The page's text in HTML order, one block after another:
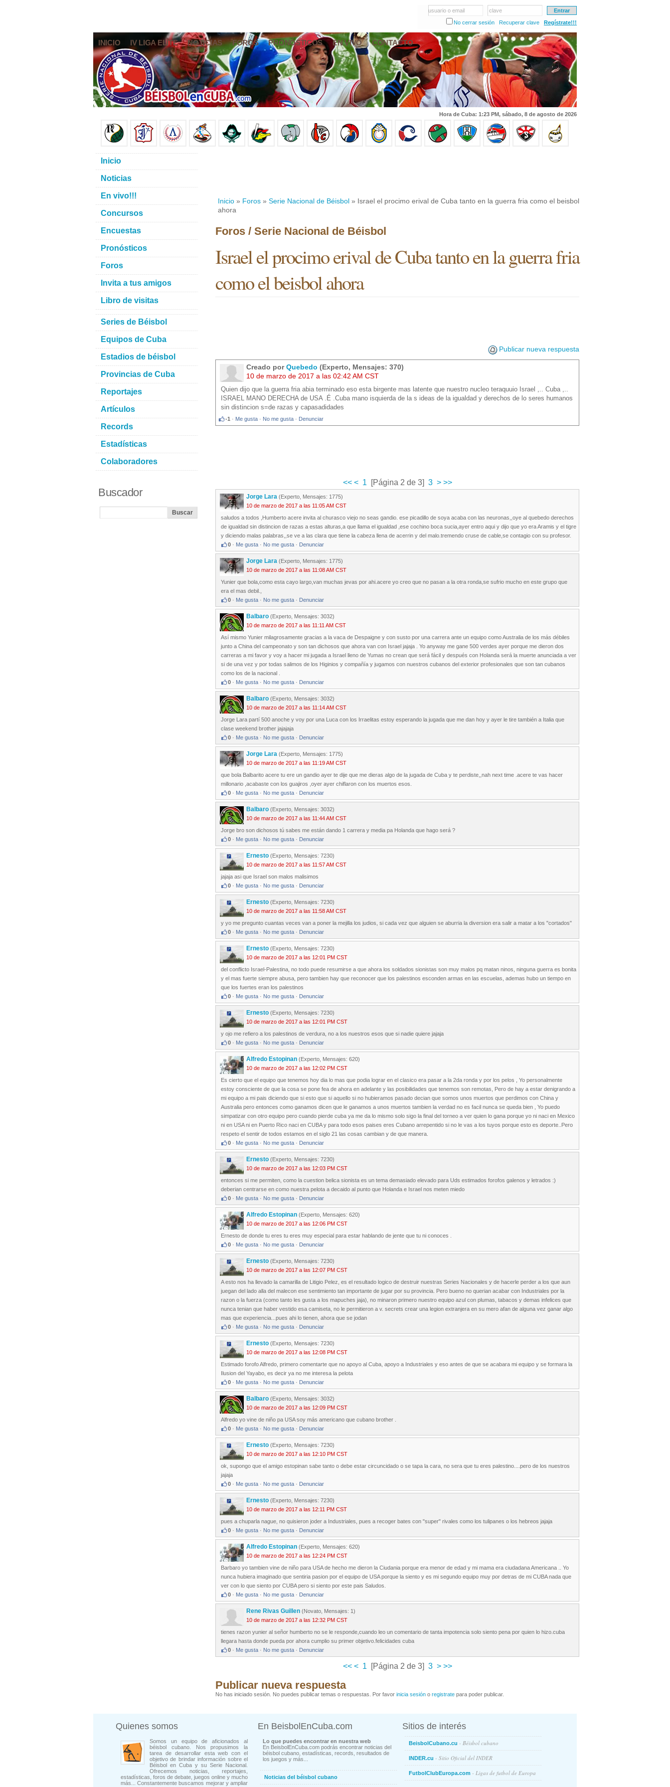
usuario o email
clave
No cerrar sesión
Recuperar clave Regístrate!!!
INICIO IV LIGA ELITE NOTICIAS FOROS PRONÓSTICOS EN VIVO CONTACTO
Hora de Cuba: 1:23 PM, sábado, 8 de agosto de 2026
Inicio » Foros » Serie Nacional de Béisbol » Israel el procimo erival de Cuba tanto en la guerra fria como el beisbol
ahora
Foros / Serie Nacional de Béisbol
Israel el procimo erival de Cuba tanto en la guerra fria
como el beisbol ahora
Publicar nueva respuesta
Creado porQuebedo (Experto, Mensajes: 370)
10 de marzo de 2017 a las 02:42 AM CST
Quien dijo que la guerra fria abia terminado eso esta birgente mas latente que nuestro nucleo teraquuio Israel ,.. Cuba ,..
ISRAEL MANO DERECHA de USA .É .Cuba mano isquierda de la s ideas de la igualdad y derechos de lo seres humanos
sin distincion s=de razas y capasadidades
-1 · Me gusta · No me gusta · Denunciar
<< < 1 [Página 2 de 3] 3 >>>
Jorge Lara (Experto, Mensajes: 1775)
10 de marzo de 2017 a las 11:05 AM CST
saludos a todos ,Humberto acere invita al churasco viejo no seas gandio. ese picadillo de soya acaba con las neuronas,,oye al quebedo derechos
de igualdad sin distincion de razas a estas alturas,a que llama el igualdad ,ese cochino boca sucia,ayer entro aqui y dijo que yo era Aramis y el tigre
y diciendo malas palabras,,se ve a las clara que tiene la cabeza llena de acerrin y del malo.tremendo cruse de cable,se contagio con su profesor.
0 · Me gusta · No me gusta · Denunciar
Jorge Lara (Experto, Mensajes: 1775)
10 de marzo de 2017 a las 11:08 AM CST
Yunier que bola,como esta cayo largo,van muchas jevas por ahi.acere yo creo que no pasan a la otra ronda,se sufrio mucho en este grupo que
era el mas debil.,
0 · Me gusta · No me gusta · Denunciar
Balbaro (Experto, Mensajes: 3032)
10 de marzo de 2017 a las 11:11 AM CST
Así mismo Yunier milagrosamente gracias a la vaca de Despaigne y con susto por una carrera ante un equipo como Australia de los más débiles
junto a China del campeonato y son tan dichosos que ahora van con Israel jajaja . Yo anyway me gane 500 verdes ayer porque me dieron dos
carreras a mi favor y voy a hacer mi jugada a Israel lleno de Yumas no crean que será fácil y después con Holanda será la muerte anunciada a ver
si de una vez y por todas salimos de los Higinios y compañía y jugamos con nuestros cubanos del exterior profesionales que son tan cubanos
como los de la nacional .
0 · Me gusta · No me gusta · Denunciar
Balbaro (Experto, Mensajes: 3032)
10 de marzo de 2017 a las 11:14 AM CST
Jorge Lara partí 500 anoche y voy por una Luca con los Irraelitas estoy esperando la jugada que me dan hoy y ayer le tire también a Italia que
clase weekend brother jajajaja
0 · Me gusta · No me gusta · Denunciar
Jorge Lara (Experto, Mensajes: 1775)
10 de marzo de 2017 a las 11:19 AM CST
que bola Balbarito acere tu ere un gandio ayer te dije que me dieras algo de la jugada de Cuba y te perdiste,,nah next time .acere te vas hacer
millonario ,acabaste con los guajiros ,oyer ayer chiflaron con los muertos esos.
0 · Me gusta · No me gusta · Denunciar
Balbaro (Experto, Mensajes: 3032)
10 de marzo de 2017 a las 11:44 AM CST
Jorge bro son dichosos tú sabes me están dando 1 carrera y media pa Holanda que hago será ?
0 · Me gusta · No me gusta · Denunciar
Ernesto (Experto, Mensajes: 7230)
10 de marzo de 2017 a las 11:57 AM CST
jajaja asi que Israel son malos malisimos
0 · Me gusta · No me gusta · Denunciar
Ernesto (Experto, Mensajes: 7230)
10 de marzo de 2017 a las 11:58 AM CST
y yo me pregunto cuantas veces van a poner la mejilla los judios, si cada vez que alguien se aburria la diversion era salir a matar a los "cortados"
0 · Me gusta · No me gusta · Denunciar
Ernesto (Experto, Mensajes: 7230)
10 de marzo de 2017 a las 12:01 PM CST
del conflicto Israel-Palestina, no todo puede resumirse a que ahora los soldados sionistas son muy malos pq matan ninos, ninguna guerra es bonita
y el mas fuerte siempre abusa, pero tambien hay que reconocer que los palestinos esconden armas en las escuelas, ademas hubo un tiempo en
que los fuertes eran los palestinos
0 · Me gusta · No me gusta · Denunciar
Ernesto (Experto, Mensajes: 7230)
10 de marzo de 2017 a las 12:01 PM CST
y ojo me refiero a los palestinos de verdura, no a los nuestros esos que si nadie quiere jajaja
0 · Me gusta · No me gusta · Denunciar
Alfredo Estopinan (Experto, Mensajes: 620)
10 de marzo de 2017 a las 12:02 PM CST
Es cierto que el equipo que tenemos hoy dia lo mas que podia lograr en el clasico era pasar a la 2da ronda y por los pelos , Yo personalmente
estoy consciente de que la cosa se pone fea de ahora en adelante y las posibilidades que tenemos son remotas, Pero de hay a estar denigrando a
mi equipo a mi pais diciendo que si esto que si aquello si no hubieramos pasado decian que somos unos muertos que perdimos con China y
Australia pero entonces como ganamos dicen que le ganamos a unos muertos tambien la verdad no es facil nunca se queda bien , Yo puedo
simpatizar con otro equipo pero cuando pierde cuba ya me da lo mismo solo sigo la final del torneo a ver quien lo gana porque yo ni naci en Mexico
ni en USA ni en Puerto Rico naci en CUBA y para todo esos paises eres Cubano arrepentido si no le vas a los tuyos porque esto es deporte..Pero
respeto el sentir de todos estamos en el siglo 21 las cosas cambian y de que manera.
0 · Me gusta · No me gusta · Denunciar
Ernesto (Experto, Mensajes: 7230)
10 de marzo de 2017 a las 12:03 PM CST
entonces si me permiten, como la cuestion belica sionista es un tema demasiado elevado para Uds estimados forofos galenos y letrados :)
deberian centrarse en como nuestra pelota a decaido al punto que Holanda e Israel nos meten miedo
0 · Me gusta · No me gusta · Denunciar
Alfredo Estopinan (Experto, Mensajes: 620)
10 de marzo de 2017 a las 12:06 PM CST
Ernesto de donde tu eres tu eres muy especial para estar hablando de jente que tu ni conoces .
0 · Me gusta · No me gusta · Denunciar
Ernesto (Experto, Mensajes: 7230)
10 de marzo de 2017 a las 12:07 PM CST
A esto nos ha llevado la camarilla de Litigio Pelez, es el resultado logico de destruir nuestras Series Nacionales y de hacerle perder a los que aun
juegan del lado alla del malecon ese sentimiento tan importante de jugar por su provincia. Pero bueno no querian acabar con Industriales por la
razon o la fuerza (como tanto les gusta a los mapuches jaja), no minaron primero nuestro equipo azul con plumas, tabacos y demas infelices que
nunca tenian que haber vestido esa camiseta, no le permitieron a v. secrets crear una legion extranjera en su mero afan de alguna vez ganar algo
mas que experiencia...pues ahi lo tienen, ahora que se jodan
0 · Me gusta · No me gusta · Denunciar
Ernesto (Experto, Mensajes: 7230)
10 de marzo de 2017 a las 12:08 PM CST
Estimado forofo Alfredo, primero comentarte que no apoyo al Cuba, apoyo a Industriales y eso antes de que se acabara mi equipo y se formara la
Ilusion del Yayabo, es decir ya no me interesa la pelota
0 · Me gusta · No me gusta · Denunciar
Balbaro (Experto, Mensajes: 3032)
10 de marzo de 2017 a las 12:09 PM CST
Alfredo yo vine de niño pa USA soy más americano que cubano brother .
0 · Me gusta · No me gusta · Denunciar
Ernesto (Experto, Mensajes: 7230)
10 de marzo de 2017 a las 12:10 PM CST
ok, supongo que el amigo estopinan sabe tanto o debe estar circuncidado o se tapa la cara, no sera que tu eres palestino....pero de los nuestros
jajaja
0 · Me gusta · No me gusta · Denunciar
Ernesto (Experto, Mensajes: 7230)
10 de marzo de 2017 a las 12:11 PM CST
pues a chuparla nague, no quisieron joder a Industriales, pues a recoger bates con "super" rivales como los tulipanes o los hebreos jajaja
0 · Me gusta · No me gusta · Denunciar
Alfredo Estopinan (Experto, Mensajes: 620)
10 de marzo de 2017 a las 12:24 PM CST
Barbaro yo tambien vine de niño para USA de hecho me dieron la Ciudania porque era menor de edad y mi mama era ciudadana Americana .. Yo
nunca hubiera imaginado que sentiria pasion por el equipo de USA porque la siento y es mi segundo equipo muy por detras de mi CUBA nada que
ver con lo que siento por CUBA pero si siento por este pais Saludos.
0 · Me gusta · No me gusta · Denunciar
Rene Rivas Guillen (Novato, Mensajes: 1)
10 de marzo de 2017 a las 12:32 PM CST
tienes razon yunier al señor humberto no se le responde,cuando leo un comentario de tanta impotencia solo siento pena por quien lo hizo.cuba
llegara hasta donde pueda por ahora cumplio su primer objetivo.felicidades cuba
0 · Me gusta · No me gusta · Denunciar
<< < 1 [Página 2 de 3] 3 >>>
Publicar nueva respuesta
No has iniciado sesión. No puedes publicar temas o respuestas. Por favor inicia sesión o registrate para poder publicar.
Inicio
Noticias
En vivo!!!
Concursos
Encuestas
Pronósticos
Foros
Invita a tus amigos
Libro de visitas
Series de Béisbol
Equipos de Cuba
Estadios de béisbol
Provincias de Cuba
Reportajes
Artículos
Records
Estadísticas
Colaboradores
Buscador
Quienes somos
Somos un equipo de aficionados al
béisbol cubano. Nos propusimos la
tarea de desarrollar esta web con el
objetivo de brindar información sobre el
Béisbol en Cuba y su Serie Nacional.
Ofrecemos noticias, reportajes,
estadísticas, foros de debate, juegos online y mucho
más... Constantemente buscamos mejorar y ampliar
En BeisbolEnCuba.com
Lo que puedes encontrar en nuestra web
En BeisbolEnCuba.com podrás encontrar noticias del
béisbol cubano, estadísticas, records, resultados de
los juegos y más...
Noticias del béisbol cubano
Sitios de interés
BeisbolCubano.cu - Béisbol cubano
INDER.cu - Sitio Oficial del INDER
FutbolClubEuropa.com - Ligas de futbol de Europa